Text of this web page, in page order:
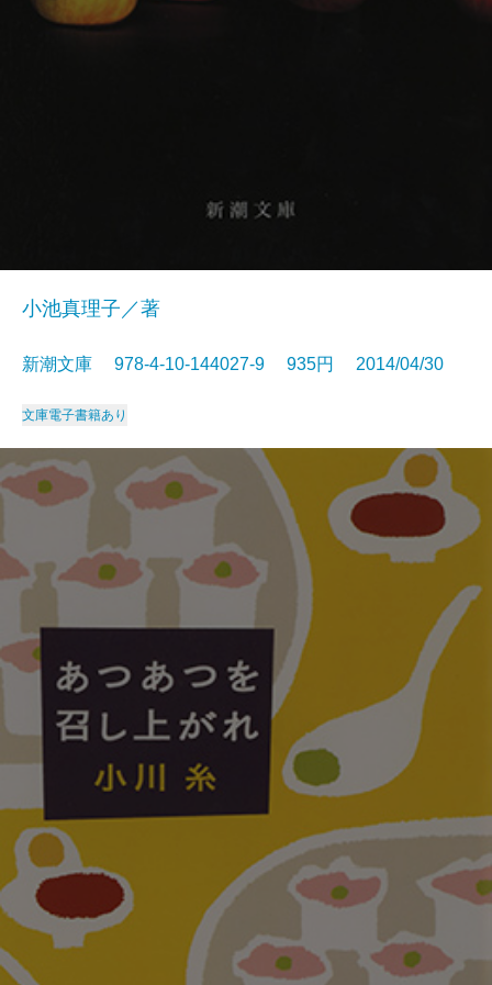
小池真理子／著
新潮文庫 978-4-10-144027-9 935円 2014/04/30
文庫電子書籍あり